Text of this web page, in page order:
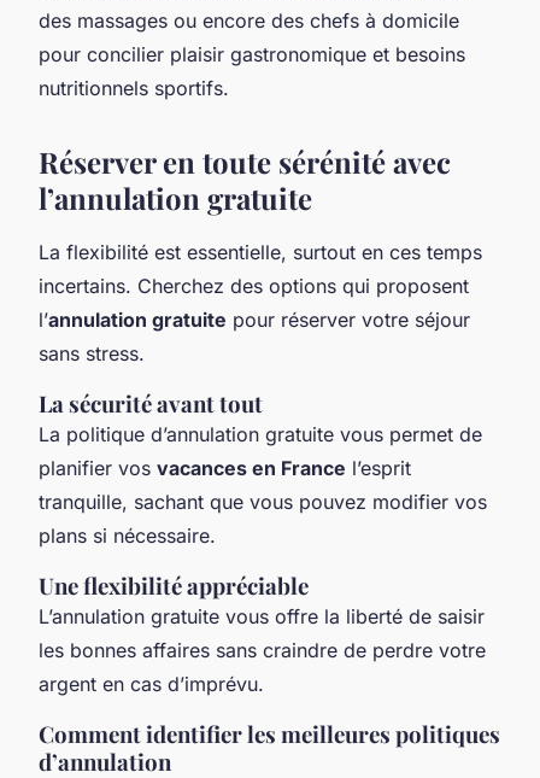
des massages ou encore des chefs à domicile
pour concilier plaisir gastronomique et besoins
nutritionnels sportifs.
Réserver en toute sérénité avec
l’annulation gratuite
La flexibilité est essentielle, surtout en ces temps
incertains. Cherchez des options qui proposent
l’annulation gratuite pour réserver votre séjour
sans stress.
La sécurité avant tout
La politique d’annulation gratuite vous permet de
planifier vos vacances en France l’esprit
tranquille, sachant que vous pouvez modifier vos
plans si nécessaire.
Une flexibilité appréciable
L’annulation gratuite vous offre la liberté de saisir
les bonnes affaires sans craindre de perdre votre
argent en cas d’imprévu.
Comment identifier les meilleures politiques
d’annulation